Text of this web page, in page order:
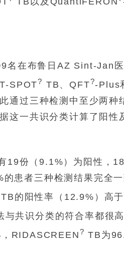
名在布鲁日AZ Sint-Jan
SPOT? TB、QFT?-Plus
通过三种检测中至少两种
这一共识分类计算了阳性
19份（9.1%）为阳性，
患者三种检测结果完全
TB的阳性率（12.9%）高
共识分类的符合率都很
RIDASCREEN? TB为